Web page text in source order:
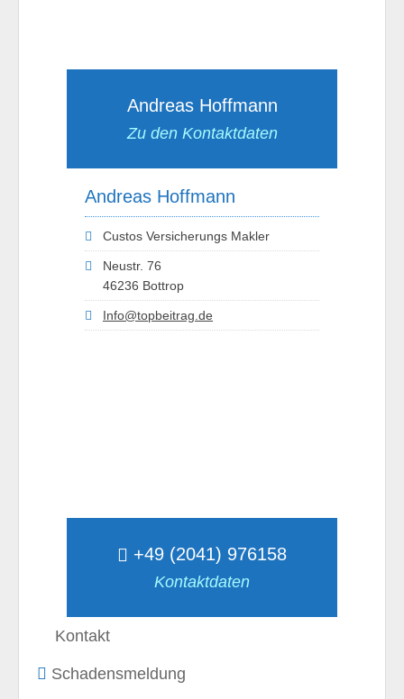
Andreas Hoffmann
Zu den Kontaktdaten
Andreas Hoffmann
Custos Versicherungs Makler
Neustr. 76
46236 Bottrop
Info@topbeitrag.de
+49 (2041) 976158
Kontaktdaten
Kontakt
Schadensmeldung